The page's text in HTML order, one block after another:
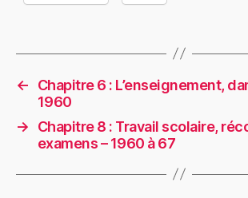
←
Chapitre 6 : L’enseignement,
1960
→
Chapitre 8 : Travail scolaire,
examens – 1960 à 67